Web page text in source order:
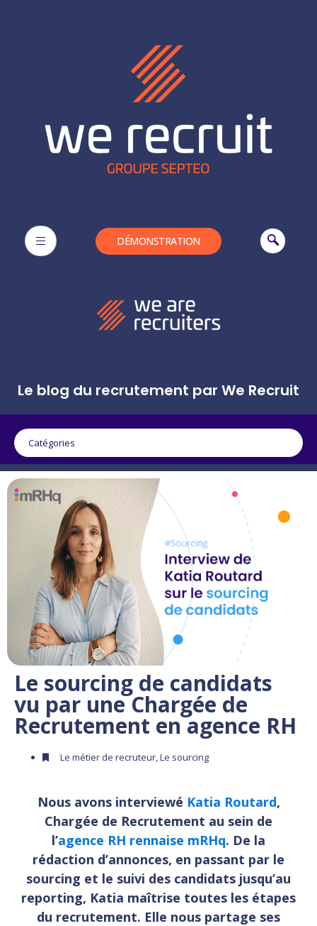
DÉMONSTRATION
Le blog du recrutement par We Recruit
Catégories
Le sourcing de candidats
vu par une Chargée de
Recrutement en agence RH
Le métier de recruteur Le sourcing
Nous avons interviewé Katia Routard,
Chargée de Recrutement au sein de
l’agence RH rennaise mRHq. De la
rédaction d’annonces, en passant par le
sourcing et le suivi des candidats jusqu’au
reporting, Katia maîtrise toutes les étapes
du recrutement. Elle nous partage ses